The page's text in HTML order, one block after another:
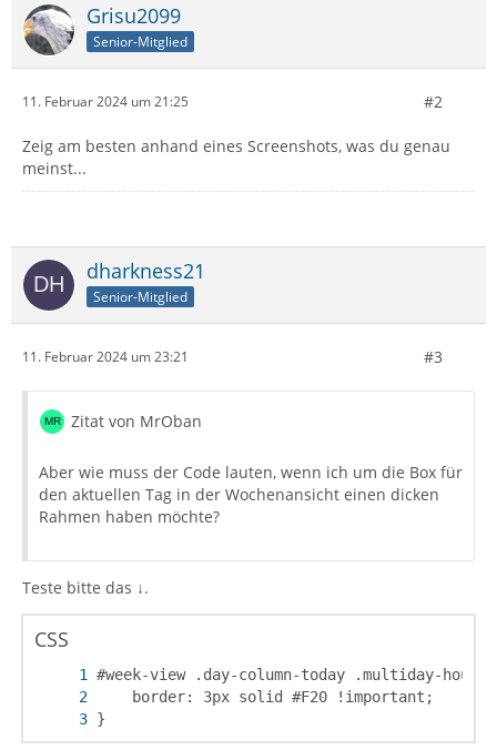
Grisu2099
Senior-Mitglied
11. Februar 2024 um 21:25 #2
Zeig am besten anhand eines Screenshots, was du genau
meinst...
dharkness21
Senior-Mitglied
11. Februar 2024 um 23:21 #3
Zitat von MrOban
Aber wie muss der Code lauten, wenn ich um die Box für
den aktuellen Tag in der Wochenansicht einen dicken
Rahmen haben möchte?
Teste bitte das ↓.
CSS
}